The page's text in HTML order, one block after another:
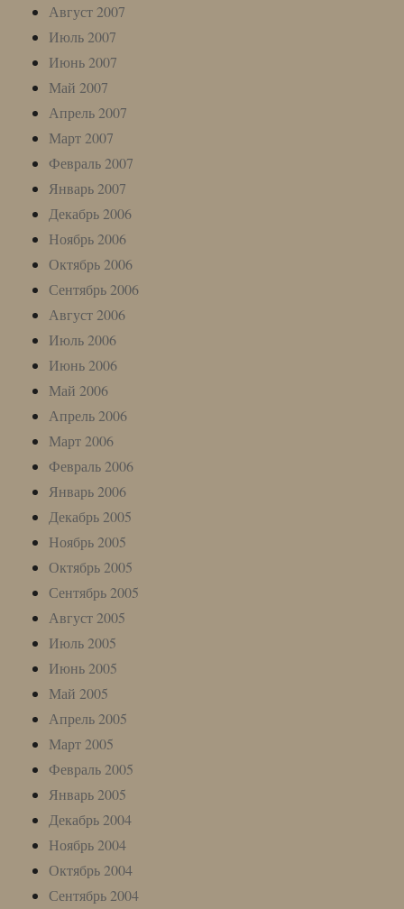
Август 2007
Июль 2007
Июнь 2007
Май 2007
Апрель 2007
Март 2007
Февраль 2007
Январь 2007
Декабрь 2006
Ноябрь 2006
Октябрь 2006
Сентябрь 2006
Август 2006
Июль 2006
Июнь 2006
Май 2006
Апрель 2006
Март 2006
Февраль 2006
Январь 2006
Декабрь 2005
Ноябрь 2005
Октябрь 2005
Сентябрь 2005
Август 2005
Июль 2005
Июнь 2005
Май 2005
Апрель 2005
Март 2005
Февраль 2005
Январь 2005
Декабрь 2004
Ноябрь 2004
Октябрь 2004
Сентябрь 2004